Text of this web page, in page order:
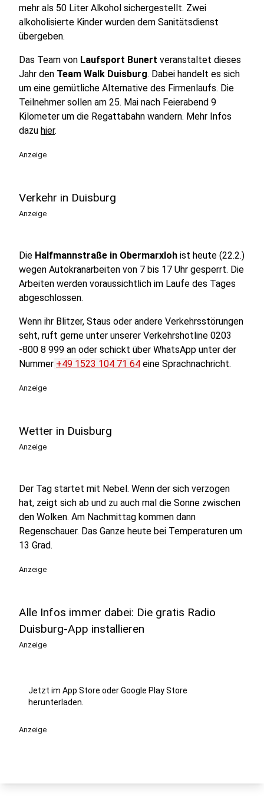
mehr als 50 Liter Alkohol sichergestellt. Zwei
alkoholisierte Kinder wurden dem Sanitätsdienst
übergeben.
Das Team von Laufsport Bunert veranstaltet dieses
Jahr den Team Walk Duisburg. Dabei handelt es sich
um eine gemütliche Alternative des Firmenlaufs. Die
Teilnehmer sollen am 25. Mai nach Feierabend 9
Kilometer um die Regattabahn wandern. Mehr Infos
dazu hier.
Anzeige
Verkehr in Duisburg
Anzeige
Die Halfmannstraße in Obermarxloh ist heute (22.2.)
wegen Autokranarbeiten von 7 bis 17 Uhr gesperrt. Die
Arbeiten werden voraussichtlich im Laufe des Tages
abgeschlossen.
Wenn ihr Blitzer, Staus oder andere Verkehrsstörungen
seht, ruft gerne unter unserer Verkehrshotline 0203
-800 8 999 an oder schickt über WhatsApp unter der
Nummer +49 1523 104 71 64 eine Sprachnachricht.
Anzeige
Wetter in Duisburg
Anzeige
Der Tag startet mit Nebel. Wenn der sich verzogen
hat, zeigt sich ab und zu auch mal die Sonne zwischen
den Wolken. Am Nachmittag kommen dann
Regenschauer. Das Ganze heute bei Temperaturen um
13 Grad.
Anzeige
Alle Infos immer dabei: Die gratis Radio
Duisburg-App installieren
Anzeige
Jetzt im App Store oder Google Play Store
herunterladen.
Anzeige